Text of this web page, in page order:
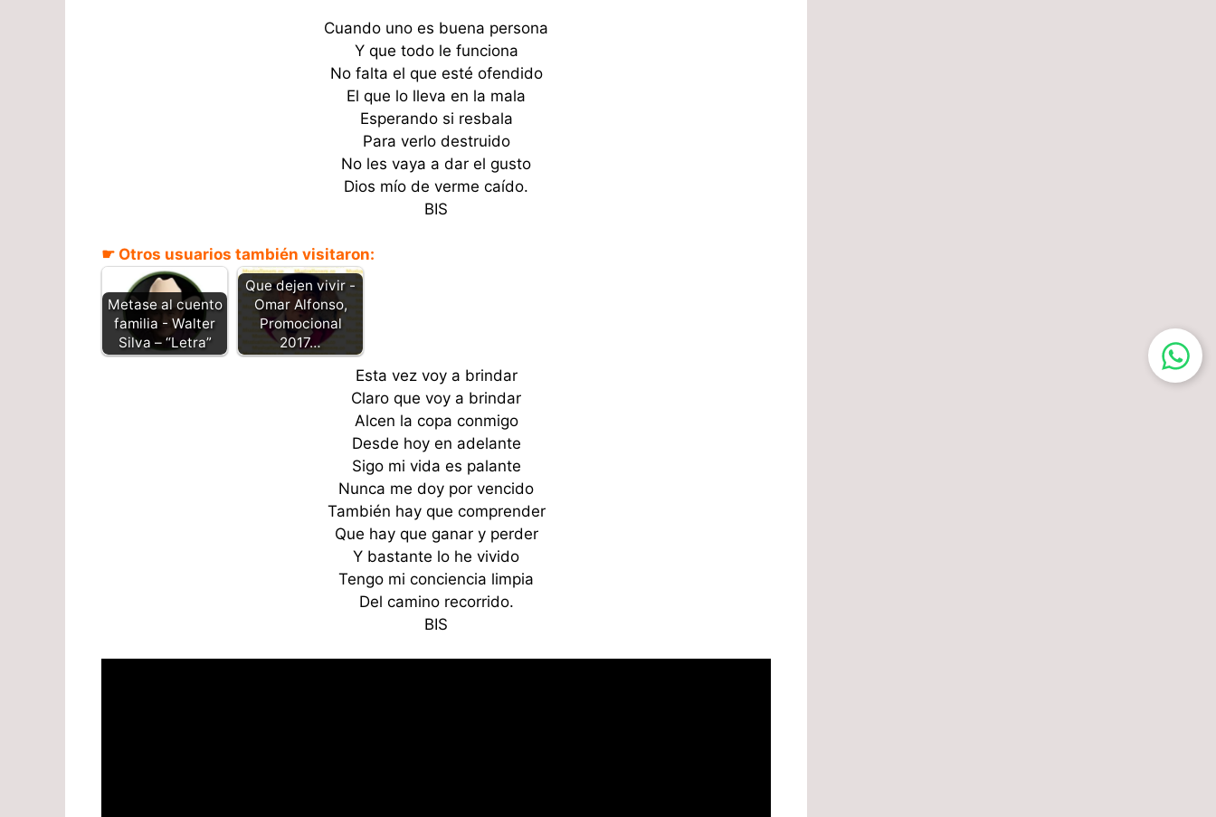
Cuando uno es buena persona
Y que todo le funciona
No falta el que esté ofendido
El que lo lleva en la mala
Esperando si resbala
Para verlo destruido
No les vaya a dar el gusto
Dios mío de verme caído.
BIS
☛ Otros usuarios también visitaron:
Metase al cuento
familia - Walter
Silva – “Letra”
Que dejen vivir -
Omar Alfonso,
Promocional
2017…
Esta vez voy a brindar
Claro que voy a brindar
Alcen la copa conmigo
Desde hoy en adelante
Sigo mi vida es palante
Nunca me doy por vencido
También hay que comprender
Que hay que ganar y perder
Y bastante lo he vivido
Tengo mi conciencia limpia
Del camino recorrido.
BIS